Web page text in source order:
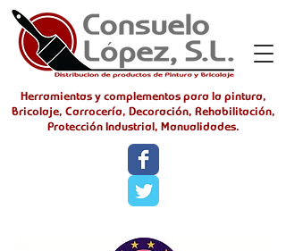
Herramientas y complementos para la pintura,
Bricolaje, Carrocería, Decoración, Rehabilitación,
Protección Industrial, Manualidades.